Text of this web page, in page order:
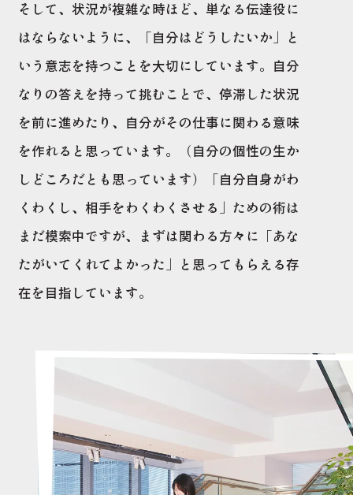
そして、状況が複雑な時ほど、単なる伝達役に
はならないように、「自分はどうしたいか」と
いう意志を持つことを大切にしています。自分
なりの答えを持って挑むことで、停滞した状況
を前に進めたり、自分がその仕事に関わる意味
を作れると思っています。（自分の個性の生か
しどころだとも思っています）「自分自身がわ
くわくし、相手をわくわくさせる」ための術は
まだ模索中ですが、まずは関わる方々に「あな
たがいてくれてよかった」と思ってもらえる存
在を目指しています。